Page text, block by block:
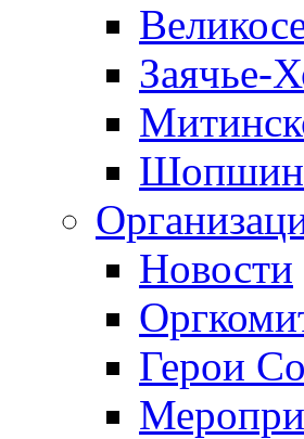
Заячье-
Новости
Герои